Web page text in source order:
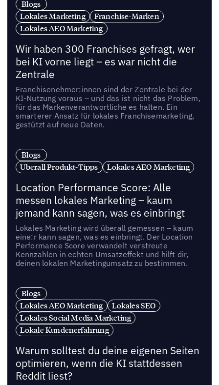
Blogs
Lokales Marketing
Franchise-Marken
Lokales AEO Marketing
Wir haben 300 Franchises gefragt, wer
bei KI vorne liegt – es war nicht die
Zentrale
Franchisenehmer:innen sind der Zentrale bei der
KI-Nutzung voraus – und das ist nicht das Problem,
für das Markenverantwortliche es halten. Ein
smarterer Ansatz für lokales Franchisemarketing,
gestützt auf neue Daten.
Blogs
Uberall Produkt-Tipps
Lokales AEO Marketing
Location Performance Score: Alle
messen lokales Marketing – kaum
jemand kann sagen, was es einbringt
Lokales Marketing wird überall gemessen – kaum
eine:r kann sagen, was es einbringt. Der Location
Performance Score verwandelt verstreute
Kennzahlen in echten Umsatzeffekt und hilft dir,
deinen lokalen Marketingumsatz zu bestimmen.
Blogs
Lokales AEO Marketing
Lokales SEO
Lokales Social Media Marketing
Lokale Kundenerfahrung
Warum solltest du deine eigenen Seiten
optimieren, wenn die KI stattdessen
Reddit liest?